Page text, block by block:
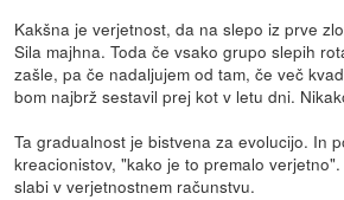
Kakšna je verjetnost, da na slepo iz prve
Sila majhna. Toda če vsako grupo slepih
zašle, pa če nadaljujem od tam, če več
bom najbrž sestavil prej kot v letu dni.
Ta gradualnost je bistvena za evolucijo. In
kreacionistov, "kako je to premalo
slabi v verjetnostnem računstvu.